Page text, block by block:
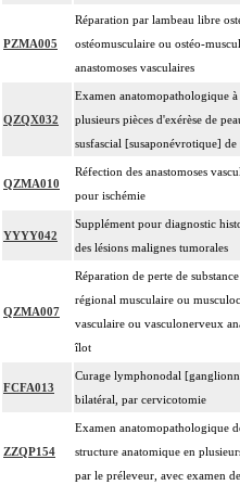
PZMA005
Réparation par lambeau libre
ostéomusculaire ou ostéo-
anastomoses vasculaires
QZQX032
Examen anatomopathologique
plusieurs pièces d'exérèse de
susfascial [susaponévrotique] de
QZMA010
Réfection des anastomoses
pour ischémie
YYYY042
Supplément pour diagnostic
des lésions malignes tumorales
QZMA007
Réparation de perte de
régional musculaire ou
vasculaire ou vasculonerveux
îlot
FCFA013
Curage lymphonodal
bilatéral, par cervicotomie
ZZQP154
Examen anatomopathologique
structure anatomique en
par le préleveur, avec examen